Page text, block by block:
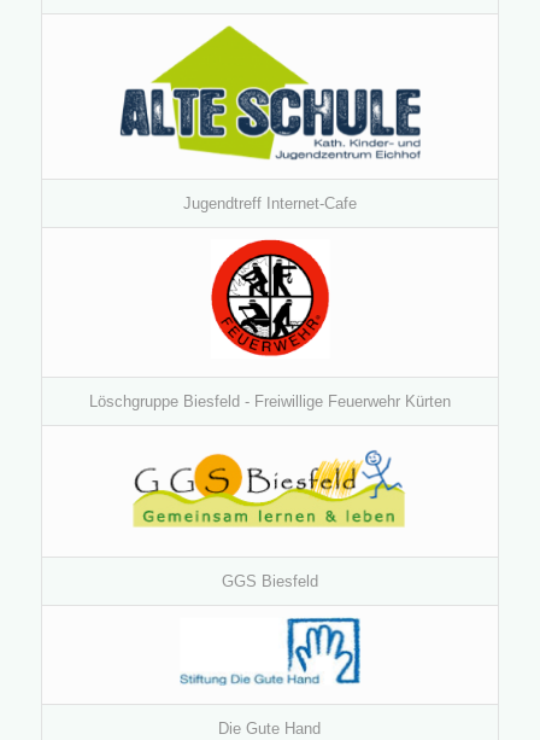
Jugendtreff Internet-Cafe
Löschgruppe Biesfeld - Freiwillige Feuerwehr Kürten
GGS Biesfeld
Die Gute Hand